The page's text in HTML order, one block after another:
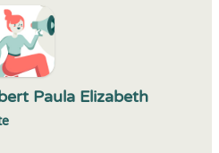
Paula Elizabeth